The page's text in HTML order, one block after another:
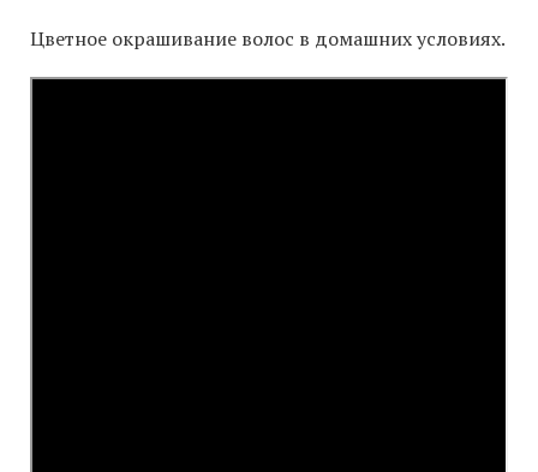
Цветное окрашивание волос в домашних условиях.